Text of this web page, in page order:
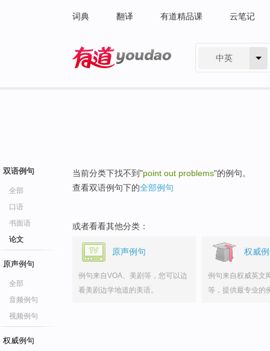
词典 翻译 有道精品课 云笔记
中英
双语例句
全部
口语
书面语
论文
原声例句
全部
音频例句
视频例句
权威例句
当前分类下找不到"point out problems"的例句。
查看双语例句下的全部例句
或者看看其他分类：
原声例句
例句来自VOA、美剧等，您可以边
看美剧边学地道的美语。
权威
例句来自权威英文
等，提供最专业的